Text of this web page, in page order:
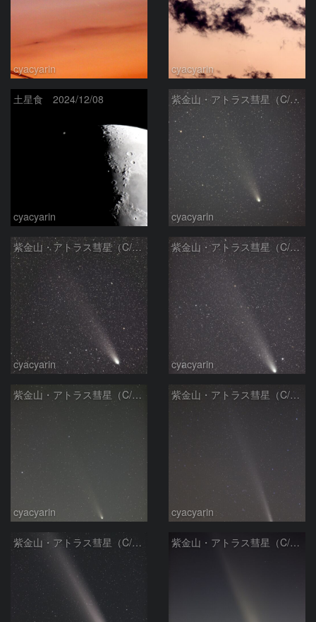
cyacyarin cyacyarin
土星食 2024/12/08
cyacyarin
紫金山・アトラス彗星（C/2023 A3）2024/11/7
cyacyarin
紫金山・アトラス彗星（C/2023 A3）2024/11/4
cyacyarin
紫金山・アトラス彗星（C/2023 A3）2024/11/3
cyacyarin
紫金山・アトラス彗星（C/2023 A3）2024/10/30
cyacyarin
紫金山・アトラス彗星（C/2023 A3）2024/10/20
cyacyarin
紫金山・アトラス彗星（C/2023 A3）2024/10/20 紫金山・アトラス彗星（C/2023 A3）2024/10/13